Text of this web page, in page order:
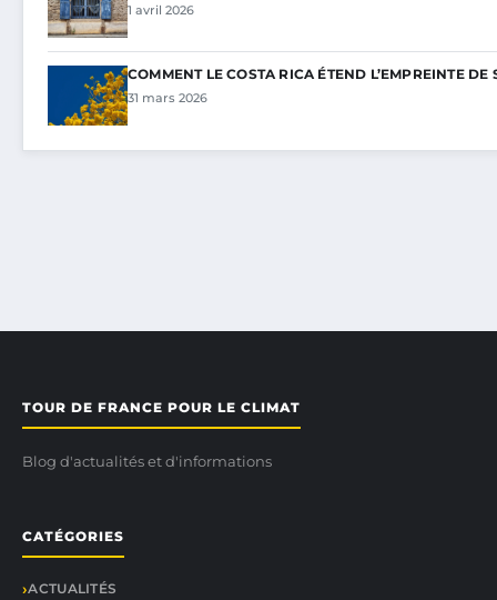
1 avril 2026
COMMENT LE COSTA RICA ÉTEND L’EMPREINTE DE
31 mars 2026
TOUR DE FRANCE POUR LE CLIMAT
Blog d'actualités et d'informations
CATÉGORIES
ACTUALITÉS